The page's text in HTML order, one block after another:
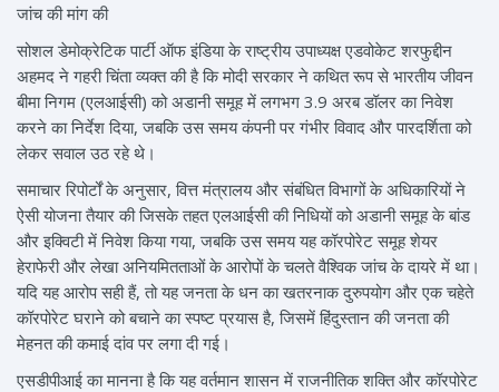
जांच की मांग की
सोशल डेमोक्रेटिक पार्टी ऑफ इंडिया के राष्ट्रीय उपाध्यक्ष एडवोकेट शरफुद्दीन
अहमद ने गहरी चिंता व्यक्त की है कि मोदी सरकार ने कथित रूप से भारतीय जीवन
बीमा निगम (एलआईसी) को अडानी समूह में लगभग 3.9 अरब डॉलर का निवेश
करने का निर्देश दिया, जबकि उस समय कंपनी पर गंभीर विवाद और पारदर्शिता को
लेकर सवाल उठ रहे थे।
समाचार रिपोर्टों के अनुसार, वित्त मंत्रालय और संबंधित विभागों के अधिकारियों ने
ऐसी योजना तैयार की जिसके तहत एलआईसी की निधियों को अडानी समूह के बांड
और इक्विटी में निवेश किया गया, जबकि उस समय यह कॉरपोरेट समूह शेयर
हेराफेरी और लेखा अनियमितताओं के आरोपों के चलते वैश्विक जांच के दायरे में था।
यदि यह आरोप सही हैं, तो यह जनता के धन का खतरनाक दुरुपयोग और एक चहेते
कॉरपोरेट घराने को बचाने का स्पष्ट प्रयास है, जिसमें हिंदुस्तान की जनता की
मेहनत की कमाई दांव पर लगा दी गई।
एसडीपीआई का मानना है कि यह वर्तमान शासन में राजनीतिक शक्ति और कॉरपोरेट